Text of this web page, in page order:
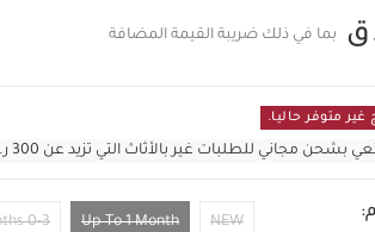
بما في ذلك ضريبة القيمة المضافة
غير متوفر حاليا.
بشحن مجاني للطلبات غير بالأثاث التي تزيد عن 300 ر.ق
NEW
Up To 1 Month
0-3 Months